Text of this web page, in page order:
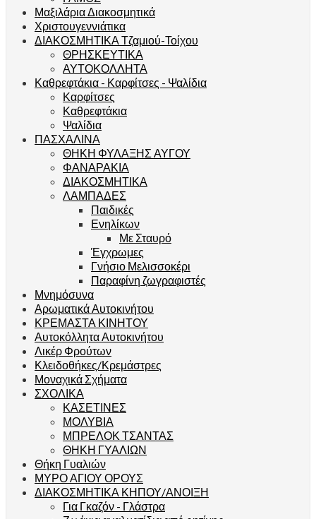
Μαξιλάρια Διακοσμητικά
Χριστουγεννιάτικα
ΔΙΑΚΟΣΜΗΤΙΚΑ Τζαμιού-Τοίχου
ΘΡΗΣΚΕΥΤΙΚΑ
ΑΥΤΟΚΟΛΛΗΤΑ
Καθρεφτάκια - Καρφίτσες - Ψαλίδια
Καρφίτσες
Καθρεφτάκια
Ψαλίδια
ΠΑΣΧΑΛΙΝΑ
ΘΗΚΗ ΦΥΛΑΞΗΣ ΑΥΓΟΥ
ΦΑΝΑΡΑΚΙΑ
ΔΙΑΚΟΣΜΗΤΙΚΑ
ΛΑΜΠΑΔΕΣ
Παιδικές
Ενηλίκων
Με Σταυρό
Έγχρωμες
Γνήσιο Μελισσοκέρι
Παραφίνη ζωγραφιστές
Μνημόσυνα
Αρωματικά Αυτοκινήτου
ΚΡΕΜΑΣΤΑ ΚΙΝΗΤΟΥ
Αυτοκόλλητα Αυτοκινήτου
Λικέρ Φρούτων
Κλειδοθήκες/Κρεμάστρες
Μοναχικά Σχήματα
ΣΧΟΛΙΚΑ
ΚΑΣΕΤΙΝΕΣ
ΜΟΛΥΒΙΑ
ΜΠΡΕΛΟΚ ΤΣΑΝΤΑΣ
ΘΗΚΗ ΓΥΑΛΙΩΝ
Θήκη Γυαλιών
ΜΥΡΟ ΑΓΙΟΥ ΟΡΟΥΣ
ΔΙΑΚΟΣΜΗΤΙΚΑ ΚΗΠΟΥ/ΑΝΟΙΞΗ
Για Γκαζόν - Γλάστρα